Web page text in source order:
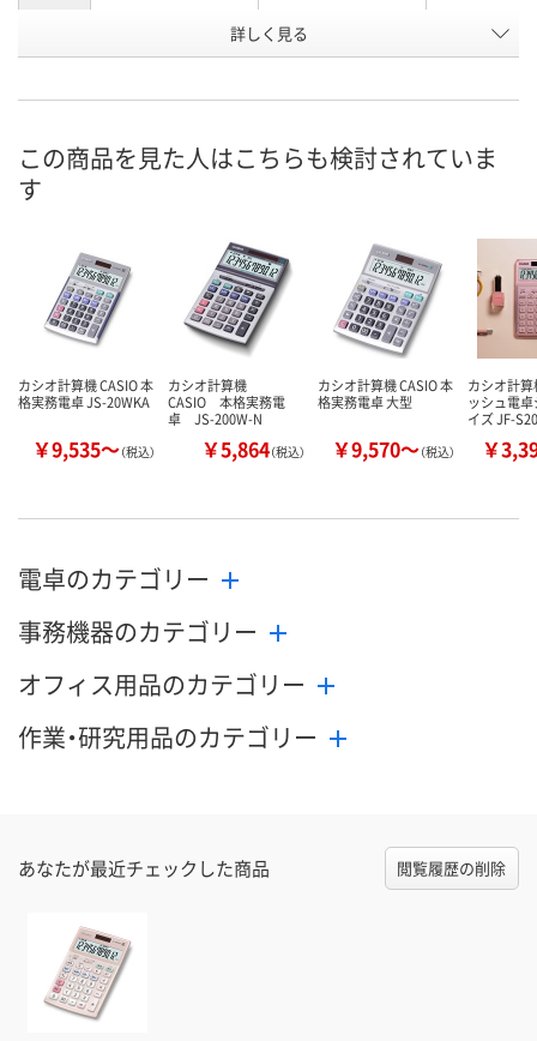
AR85302 AR85285
8月7日（金）
カゴへ カゴへ カ
詳しく見る
この商品を見た人はこちらも検討されていま
す
カシオ計算機 CASIO 本
格実務電卓 JS-20WKA
￥9,535～（税込）
カシオ計算機
CASIO 本格実務電
卓 JS-200W-N
￥5,864（税込）
カシオ計算機 CASIO 本
格実務電卓 大型
￥9,570～（税込）
カシオ計
ッシュ電
イズ JF-
￥
電卓のカテゴリー
事務機器のカテゴリー
オフィス用品のカテゴリー
作業・研究用品のカテゴリー
あなたが最近チェックした商品 閲覧履歴の削除